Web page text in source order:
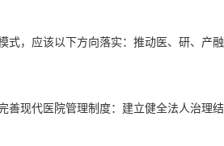
式，应该以下方向落实：推动医、研、产
善现代医院管理制度：建立健全法人治理